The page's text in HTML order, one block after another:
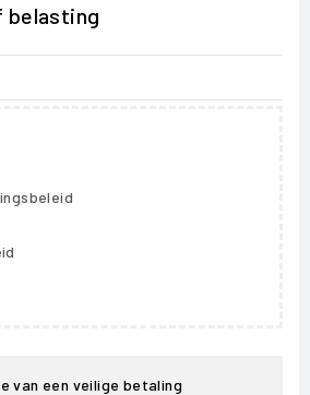
belasting
van een veilige betaling